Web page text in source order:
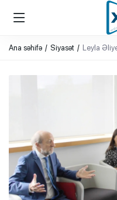
ONLAYN PLATFORMA
Ana səhifə Siyasət Leyla